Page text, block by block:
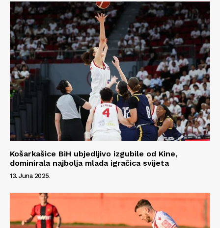
Info
O nama
Kontakt
Impressum
Košarkašice BiH ubjedljivo izgubile od Kine,
dominirala najbolja mlada igračica svijeta
13. Juna 2025.